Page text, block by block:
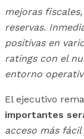
mejoras
reservas.
positivas en
ratings con el
entorno
El ejecutivo
importantes
acceso más